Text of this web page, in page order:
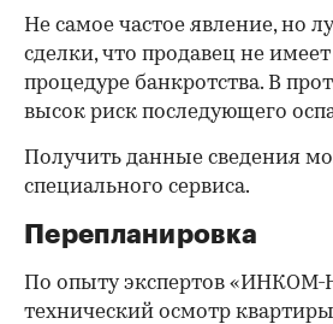
Не самое частое явление, но
сделки, что продавец не
процедуре банкротства. В
высок риск последующего
Получить данные сведения
специального сервиса.
Перепланировка
По опыту экспертов «ИНКОМ-
технический осмотр